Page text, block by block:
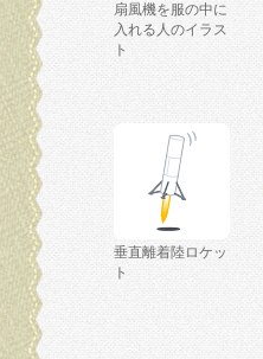
扇風機を服の中に
入れる人のイラス
ト
垂直離着陸ロケッ
ト